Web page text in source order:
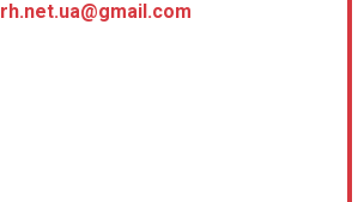
rh.net.ua@gmail.com